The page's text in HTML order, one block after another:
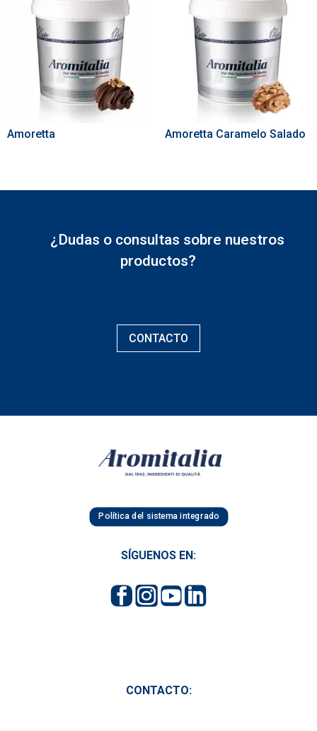
Amoretta Amoretta Caramelo Salado
¿Dudas o consultas sobre nuestros
productos?
CONTACTO
Política del sistema integrado
SÍGUENOS EN:
CONTACTO: